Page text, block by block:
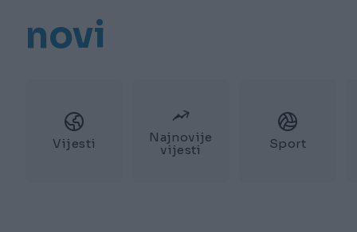
novi
Vijesti
Najnovije
vijesti
Sport